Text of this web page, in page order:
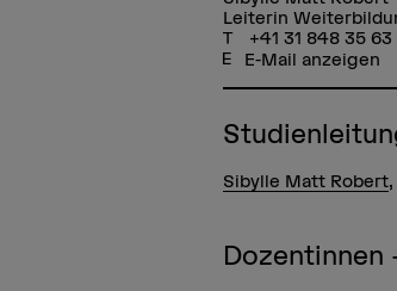
Leiterin
+41 31 848 35 63
E-Mail anzeigen
Sibylle Matt Robert
Dozentinnen